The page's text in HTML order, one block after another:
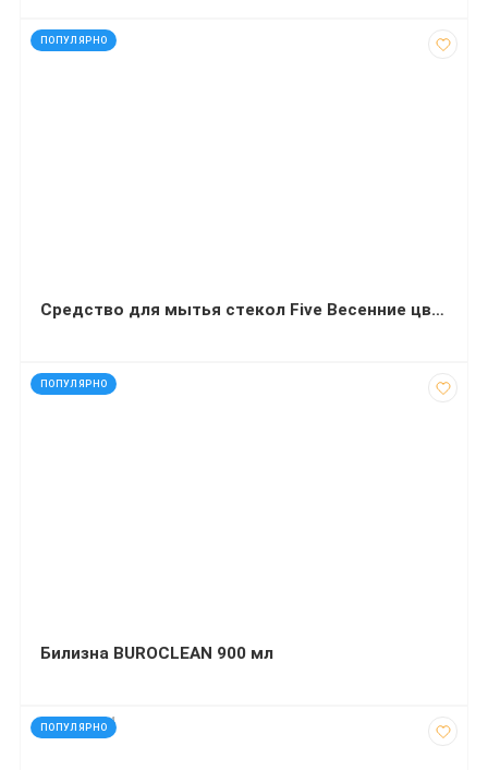
ПОПУЛЯРНО
код: 13626
Средство для мытья стекол Five Весенние цветы 500 мл с дозатором
ПОПУЛЯРНО
код: 35311
Билизна BUROCLEAN 900 мл
ПОПУЛЯРНО
код: 140154